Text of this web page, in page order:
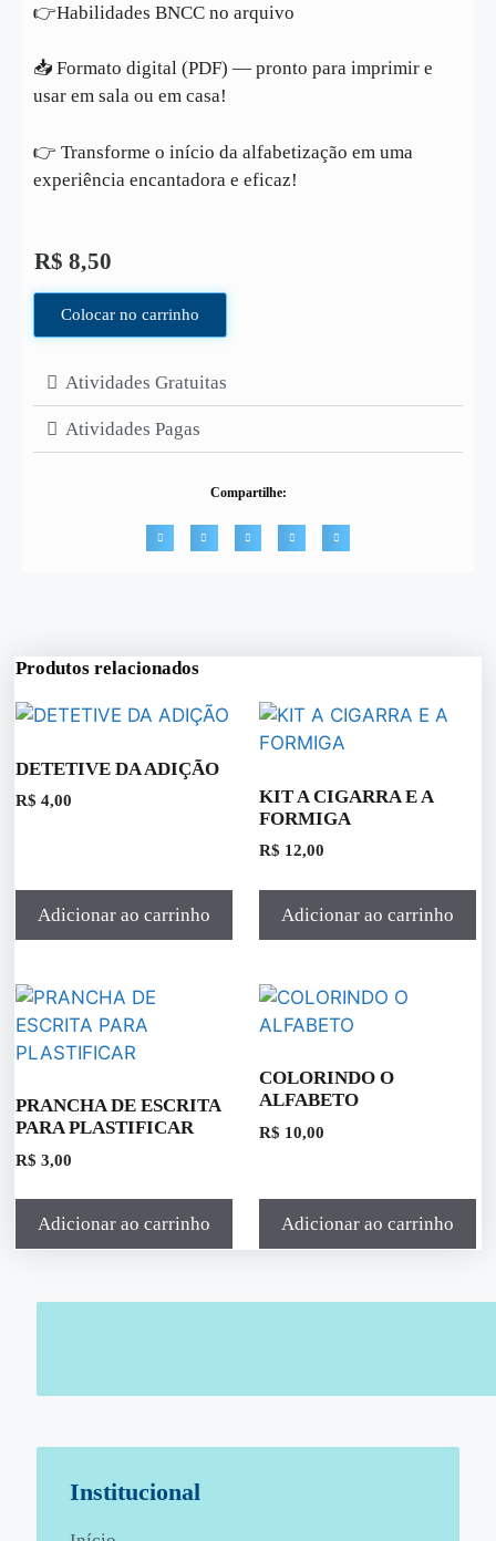
👉Habilidades BNCC no arquivo
📥 Formato digital (PDF) — pronto para imprimir e
usar em sala ou em casa!
👉 Transforme o início da alfabetização em uma
experiência encantadora e eficaz!
R$ 8,50
Colocar no carrinho
Atividades Gratuitas
Atividades Pagas
Compartilhe:
Produtos relacionados
DETETIVE DA ADIÇÃO
R$ 4,00
Adicionar ao carrinho
KIT A CIGARRA E A
FORMIGA
R$ 12,00
Adicionar ao carrinho
PRANCHA DE ESCRITA
PARA PLASTIFICAR
R$ 3,00
Adicionar ao carrinho
COLORINDO O
ALFABETO
R$ 10,00
Adicionar ao carrinho
Institucional